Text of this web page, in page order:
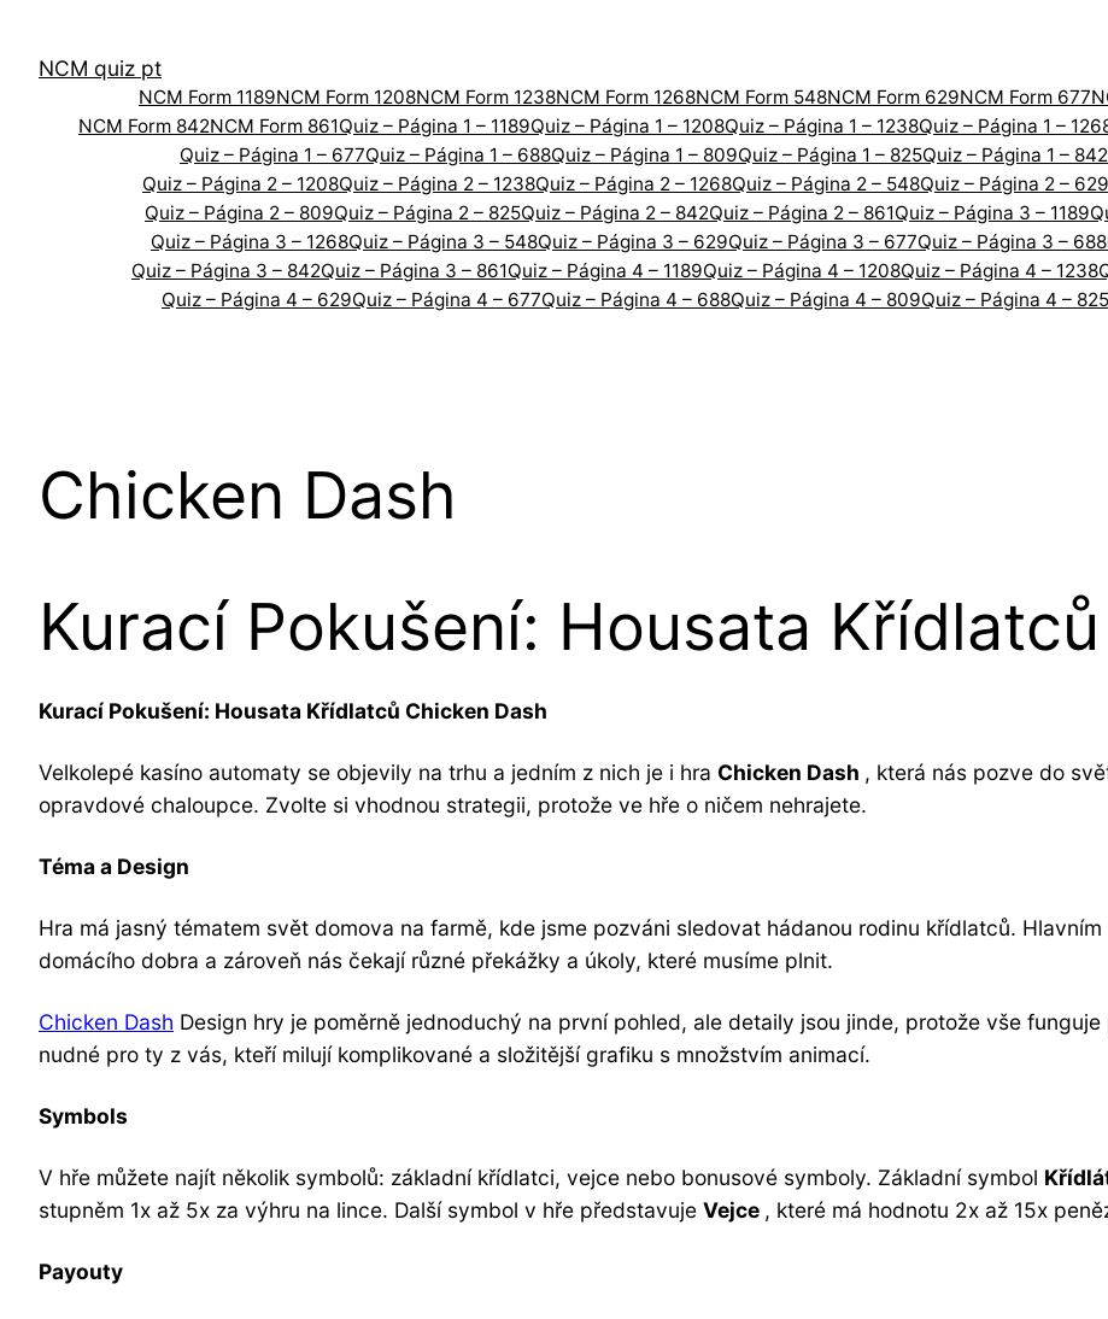
contentNCM quiz pt
NCM Form 1189NCM Form 1208NCM Form 1238NCM Form 1268NCM Form 548NCM Form 629NCM Form 677
NCM Form 842NCM Form 861Quiz – Página 1 – 1189Quiz – Página 1 – 1208Quiz – Página 1 – 1238Quiz – Página 1 –
Quiz – Página 1 – 677Quiz – Página 1 – 688Quiz – Página 1 – 809Quiz – Página 1 – 825Quiz – Página 1 – 842
Quiz – Página 2 – 1208Quiz – Página 2 – 1238Quiz – Página 2 – 1268Quiz – Página 2 – 548Quiz – Página 2 – 629
Quiz – Página 2 – 809Quiz – Página 2 – 825Quiz – Página 2 – 842Quiz – Página 2 – 861Quiz – Página 3 – 1189
Quiz – Página 3 – 1268Quiz – Página 3 – 548Quiz – Página 3 – 629Quiz – Página 3 – 677Quiz – Página 3 – 688
Quiz – Página 3 – 842Quiz – Página 3 – 861Quiz – Página 4 – 1189Quiz – Página 4 – 1208Quiz – Página 4 – 1238
Quiz – Página 4 – 629Quiz – Página 4 – 677Quiz – Página 4 – 688Quiz – Página 4 – 809Quiz – Página 4 – 825
Chicken Dash
Kurací Pokušení: Housata
Kurací Pokušení: Housata Křídlatců Chicken Dash
Velkolepé kasíno automaty se objevily na trhu a jedním z nich je i hra Chicken Dash , která nás pozve do
opravdové chaloupce. Zvolte si vhodnou strategii, protože ve hře o ničem nehrajete.
Téma a Design
Hra má jasný tématem svět domova na farmě, kde jsme pozváni sledovat hádanou rodinu křídlatců.
domácího dobra a zároveň nás čekají různé překážky a úkoly, které musíme plnit.
Chicken Dash Design hry je poměrně jednoduchý na první pohled, ale detaily jsou jinde, protože vše
nudné pro ty z vás, kteří milují komplikované a složitější grafiku s množstvím animací.
Symbols
V hře můžete najít několik symbolů: základní křídlatci, vejce nebo bonusové symboly. Základní symbol
stupněm 1x až 5x za výhru na lince. Další symbol v hře představuje Vejce , které má hodnotu 2x až 15x
Payouty